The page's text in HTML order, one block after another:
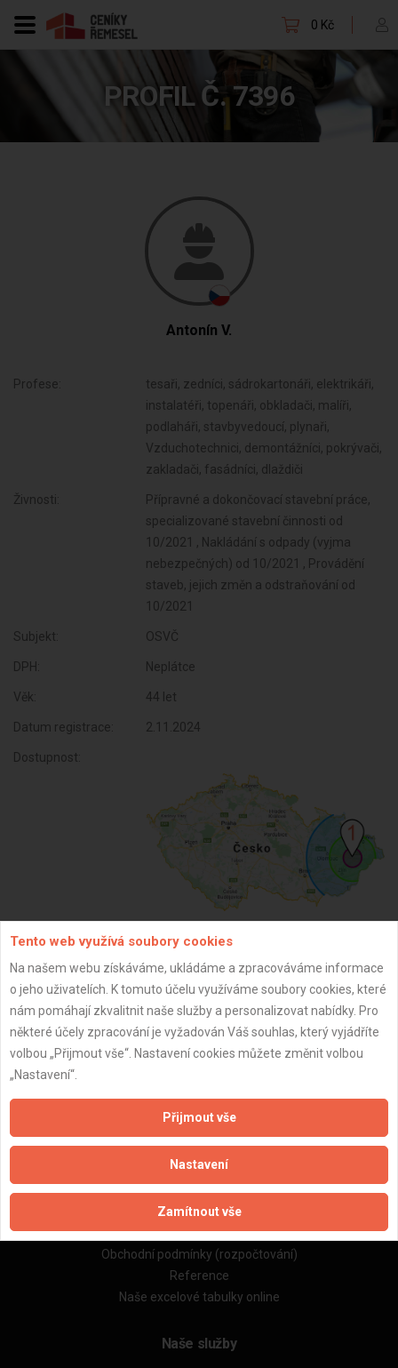
0 Kč
PROFIL Č. 7396
Antonín V.
Profese:
tesaři, zedníci, sádrokartonáři, elektrikáři,
instalatéři, topenáři, obkladači, malíři,
podlaháři, stavbyvedoucí, plynaři,
Vzduchotechnici, demontážníci, pokrývači,
zakladači, fasádníci, dlaždiči
Živnosti:
Přípravné a dokončovací stavební práce,
specializované stavební činnosti od
10/2021 , Nakládání s odpady (vyjma
nebezpečných) od 10/2021 , Provádění
staveb, jejich změn a odstraňování od
10/2021
Subjekt: OSVČ
DPH: Neplátce
Věk: 44 let
Datum registrace: 2.11.2024
Dostupnost:
ZPĚT
Aktualizováno z portálu ARES dne 10.01.2025 21:27:51
Důležité informace
Naše firmy a řemeslníci
Zpracování a ochrana osobních údajů
Zásady pro používání souborů cookie
Obchodní podmínky (zprostředkování)
Obchodní podmínky (rozpočtování)
Reference
Naše excelové tabulky online
Naše služby
Tento web využívá soubory cookies
Na našem webu získáváme, ukládáme a zpracováváme informace
o jeho uživatelích. K tomuto účelu využíváme soubory cookies, které
nám pomáhají zkvalitnit naše služby a personalizovat nabídky. Pro
některé účely zpracování je vyžadován Váš souhlas, který vyjádříte
volbou „Přijmout vše“. Nastavení cookies můžete změnit volbou
„Nastavení“.
Přijmout vše
Nastavení
Zamítnout vše